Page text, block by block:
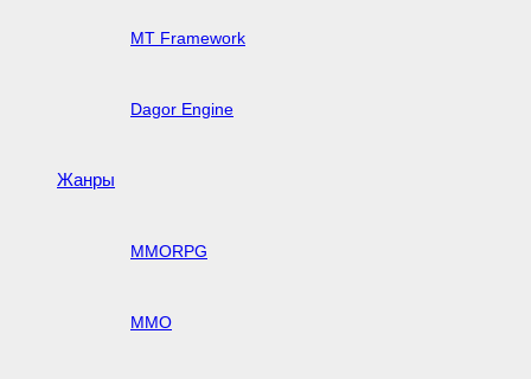
MT Framework
Dagor Engine
Жанры
MMORPG
MMO